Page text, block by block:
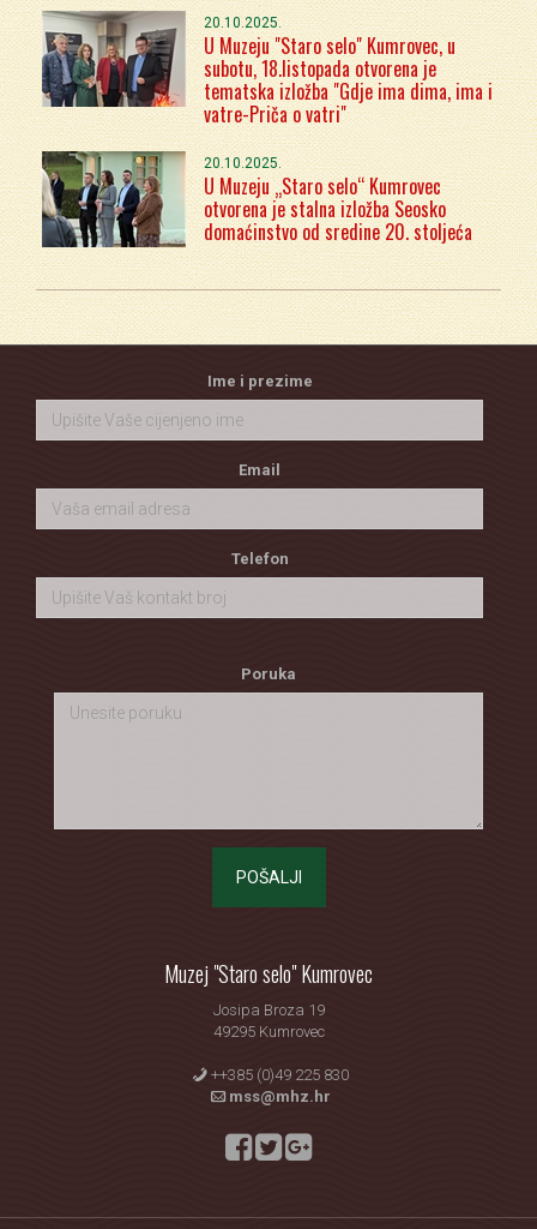
20.10.2025.
U Muzeju "Staro selo" Kumrovec, u
subotu, 18.listopada otvorena je
tematska izložba "Gdje ima dima, ima i
vatre-Priča o vatri"
20.10.2025.
U Muzeju „Staro selo“ Kumrovec
otvorena je stalna izložba Seosko
domaćinstvo od sredine 20. stoljeća
Ime i prezime
Email
Telefon
Poruka
POŠALJI
Muzej "Staro selo" Kumrovec
Josipa Broza 19
49295 Kumrovec
++385 (0)49 225 830
mss@mhz.hr